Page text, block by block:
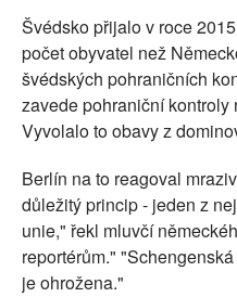
Švédsko přijalo v roce
počet obyvatel než
švédských pohraničních
zavede pohraniční kontroly
Vyvolalo to obavy z
Berlín na to reagoval
důležitý princip - jeden z
unie," řekl mluvčí
reportérům."
je ohrožena."